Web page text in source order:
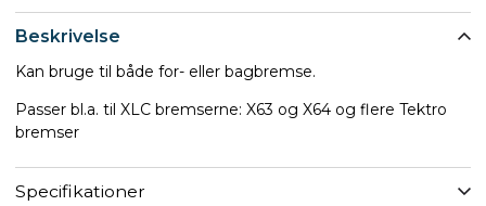
Beskrivelse
Kan bruge til både for- eller bagbremse.
Passer bl.a. til XLC bremserne: X63 og X64 og flere Tektro
bremser
Specifikationer